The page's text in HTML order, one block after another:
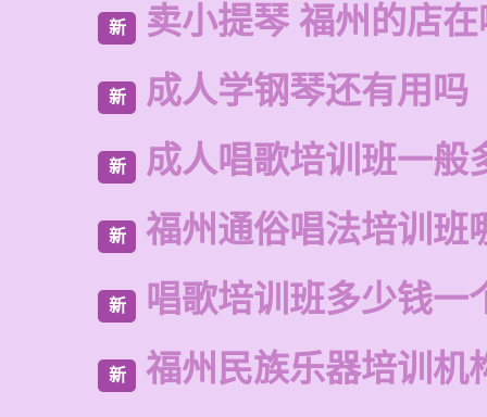
新 卖小提琴 福州的店
新 成人学钢琴还有用吗
新 成人唱歌培训班一般
新 福州通俗唱法培训班
新 唱歌培训班多少钱一
新 福州民族乐器培训机